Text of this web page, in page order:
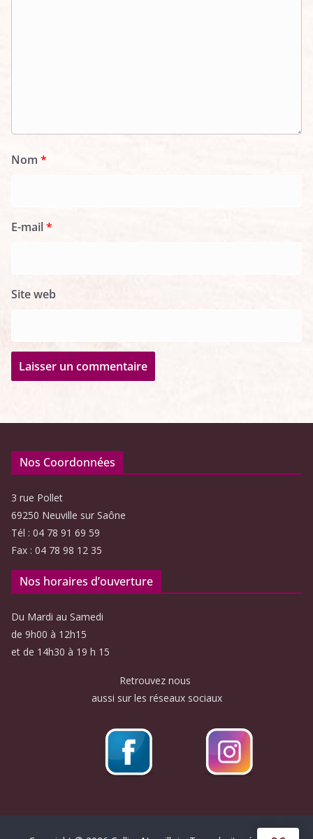
Nom *
E-mail*
Site web
Nos Coordonnées
3 rue Pollet
69250 Neuville sur Saône
Tél : 04 78 91 69 59
Fax : 04 78 98 12 35
Nos horaires d’ouverture
Du Mardi au Samedi
de 9h00 à 12h15
et de 14h30 à 19 h 15
Retrouvez nous
aussi sur les réseaux sociaux